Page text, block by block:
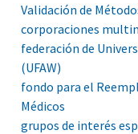
Validación de
corporaciones
federación de
(UFAW)
fondo para el
Médicos
grupos de interés